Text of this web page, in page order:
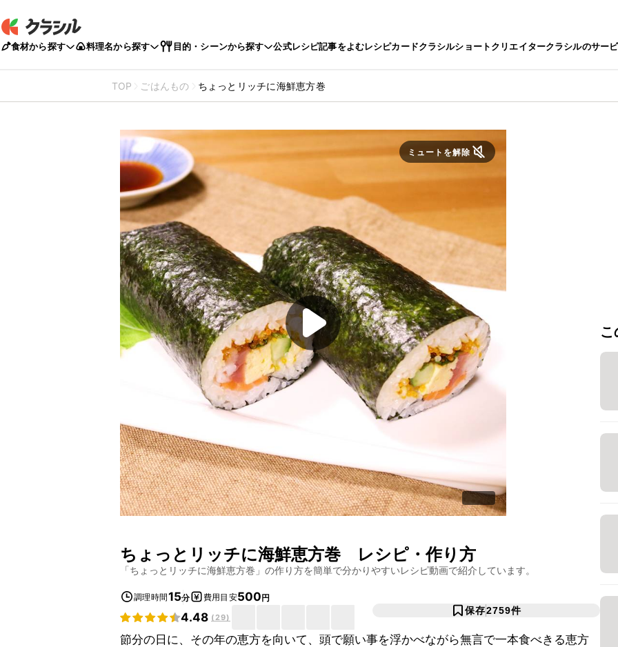
食材から探す 料理名から探す 目的・シーンから探す 公式レシピ記事をよむレシピカードクラシルショートクリエイタークラシルのサー
TOP ごはんもの ちょっとリッチに海鮮恵方巻
ミュートを解除
ちょっとリッチに海鮮恵方巻 レシピ・作り方
「ちょっとリッチに海鮮恵方巻 」の作り方を簡単で分かりやすいレシピ動画で紹介しています。
調理時間15分 費用目安500円
4.48 (29)
保存2759件
節分の日に、その年の恵方を向いて、頭で願い事を浮かべながら無言で一本食べきる恵方